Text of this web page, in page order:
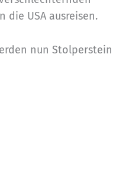
die USA ausreisen.
nun